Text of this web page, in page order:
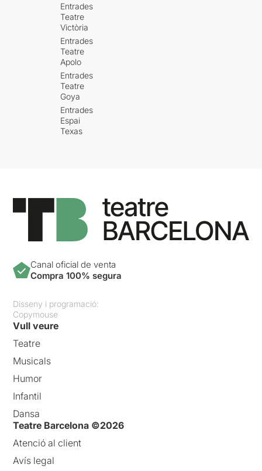
Entrades
Teatre
Victòria
Entrades
Teatre
Apolo
Entrades
Teatre
Goya
Entrades
Espai
Texas
Canal oficial de venta
Compra 100% segura
Disseny i programació:
Copymouse
Vull veure
Teatre
Musicals
Humor
Infantil
Dansa
Teatre Barcelona ©2026
Atenció al client
Avís legal